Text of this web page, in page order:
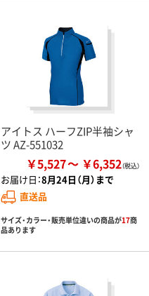
アイトス ハーフZIP半袖シャ
ツ AZ-551032
￥5,527 ￥6,352
お届け日：8月24日（月）まで
直送品
サイズ・カラー・販売単位違いの商品が17商
品あります